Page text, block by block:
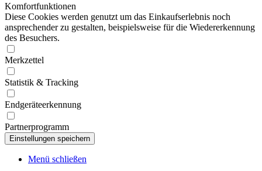
Komfortfunktionen
Diese Cookies werden genutzt um das Einkaufserlebnis noch
ansprechender zu gestalten, beispielsweise für die Wiedererkennung
des Besuchers.
Merkzettel
Statistik & Tracking
Endgeräteerkennung
Partnerprogramm
Menü schließen